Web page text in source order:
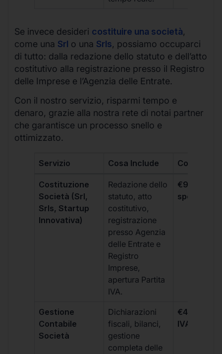
Se invece desideri costituire una società,
come una Srl o una Srls, possiamo occuparci
di tutto: dalla redazione dello statuto e dell’atto
costitutivo alla registrazione presso il Registro
delle Imprese e l’Agenzia delle Entrate.
Con il nostro servizio, risparmi tempo e
denaro, grazie alla nostra rete di notai partner
che garantisce un processo snello e
ottimizzato.
Servizio Cosa Include Costo
Costituzione
Società (Srl,
Srls, Startup
Innovativa)
Redazione dello
statuto, atto
costitutivo,
registrazione
presso Agenzia
delle Entrate e
Registro
Imprese,
apertura Partita
IVA.
€99 + IVA
spese
Gestione
Contabile
Società
Dichiarazioni
fiscali, bilanci,
gestione
completa delle
€499 +
IVA/